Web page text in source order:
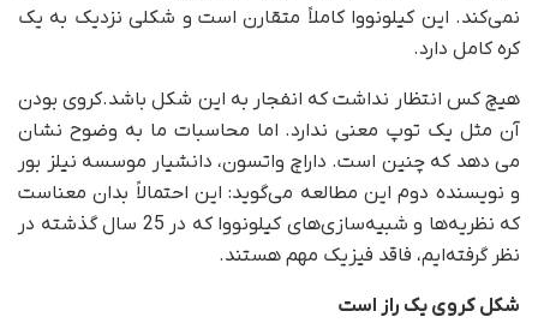
نمی‌کند. این کیلونووا کاملاً متقارن است و شکلی نزدیک به یک
کره کامل دارد.
هیچ کس انتظار نداشت که انفجار به این شکل باشد.کروی بودن
آن مثل یک توپ معنی ندارد. اما محاسبات ما به وضوح نشان
می دهد که چنین است. داراچ واتسون، دانشیار موسسه نیلز بور
و نویسنده دوم این مطالعه می‌گوید: این احتمالاً بدان معناست
که نظریه‌ها و شبیه‌سازی‌های کیلونووا که در 25 سال گذشته در
نظر گرفته‌ایم، فاقد فیزیک مهم هستند.
شکل کروی یک راز است